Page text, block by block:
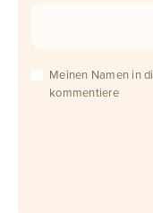
Meinen Namen in
kommentiere